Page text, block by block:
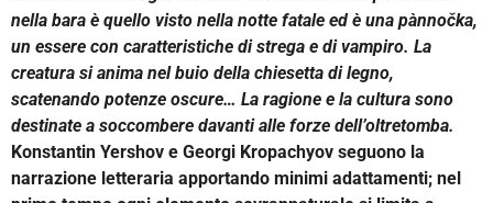
nella bara è quello visto nella notte fatale ed è una pànnočka,
un essere con caratteristiche di strega e di vampiro. La
creatura si anima nel buio della chiesetta di legno,
scatenando potenze oscure… La ragione e la cultura sono
destinate a soccombere davanti alle forze dell’oltretomba.
Konstantin Yershov e Georgi Kropachyov seguono la
narrazione letteraria apportando minimi adattamenti; nel